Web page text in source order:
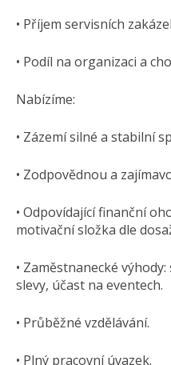
• Příjem servisních
• Podíl na organizaci a
Nabízíme:
• Zázemí silné a stabilní
• Zodpovědnou a
• Odpovídající finanční
motivační složka dle
• Zaměstnanecké
slevy, účast na eventech.
• Průběžné vzdělávání.
• Plný pracovní úvazek.